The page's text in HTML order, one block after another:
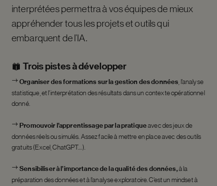
interprétées permettra à vos équipes de mieux
appréhender tous les projets et outils qui
embarquent de l’IA.
Trois pistes à développer
Organiser des formations sur la gestion des données , l’analyse
statistique, et l’interprétation des résultats dans un contexte opérationnel
donné.
Promouvoir l’apprentissage par la pratiqueavec des jeux de
données réels ou simulés. Assez facile à mettre en place avec des outils
gratuits (Excel, ChatGPT…).
Sensibiliser à l’importance de la qualité des données,à la
préparation des données et à l’analyse exploratoire. C’est un mindset à